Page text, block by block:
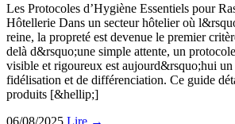
Les Protocoles d’Hygiène Essentiels pour
Hôtellerie Dans un secteur hôtelier où
reine, la propreté est devenue le premier
delà d&rsquo;une simple attente, un
visible et rigoureux est aujourd&rsquo;hui un
fidélisation et de différenciation. Ce guide
produits [&hellip;]
06/08/2025 Lire →